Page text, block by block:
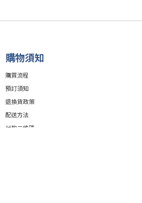
購物須知
購買流程
預訂須知
退換貨政策
配送方法
付款二維碼